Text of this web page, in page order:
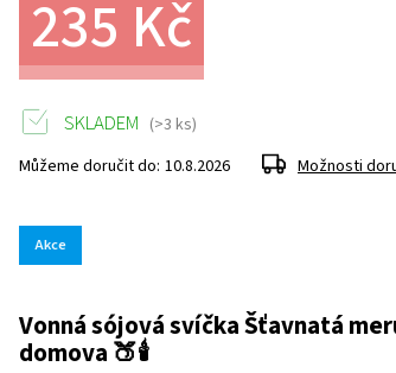
235 Kč
Akce
Vonná sójová svíčka Šťavnatá
domova 🍑🕯️
SKLADEM (>3 ks)
Můžeme doručit do: 10.8.2026 Možnosti